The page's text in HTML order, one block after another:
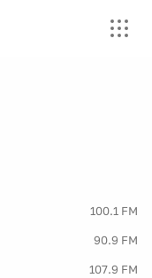
100.1 FM
90.9 FM
107.9 FM